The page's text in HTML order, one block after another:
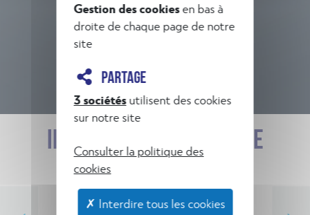
Autres services
ILS NOUS FONT CONFIANCE
Gestion des cookiesen bas à
droite de chaque page de notre
site
PARTAGE
3 sociétésutilisent des cookies
sur notre site
Consulter la politique des
cookies
✗ Interdire tous les cookies